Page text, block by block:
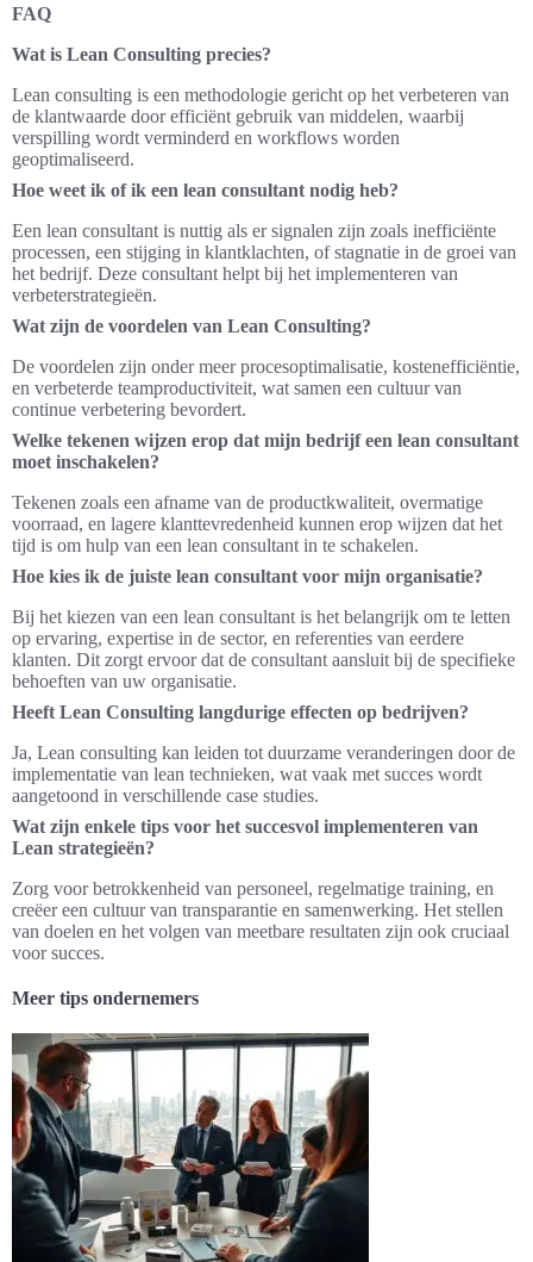
FAQ
Wat is Lean Consulting precies?
Lean consulting is een methodologie gericht op het verbeteren van
de klantwaarde door efficiënt gebruik van middelen, waarbij
verspilling wordt verminderd en workflows worden
geoptimaliseerd.
Hoe weet ik of ik een lean consultant nodig heb?
Een lean consultant is nuttig als er signalen zijn zoals inefficiënte
processen, een stijging in klantklachten, of stagnatie in de groei van
het bedrijf. Deze consultant helpt bij het implementeren van
verbeterstrategieën.
Wat zijn de voordelen van Lean Consulting?
De voordelen zijn onder meer procesoptimalisatie, kostenefficiëntie,
en verbeterde teamproductiviteit, wat samen een cultuur van
continue verbetering bevordert.
Welke tekenen wijzen erop dat mijn bedrijf een lean consultant
moet inschakelen?
Tekenen zoals een afname van de productkwaliteit, overmatige
voorraad, en lagere klanttevredenheid kunnen erop wijzen dat het
tijd is om hulp van een lean consultant in te schakelen.
Hoe kies ik de juiste lean consultant voor mijn organisatie?
Bij het kiezen van een lean consultant is het belangrijk om te letten
op ervaring, expertise in de sector, en referenties van eerdere
klanten. Dit zorgt ervoor dat de consultant aansluit bij de specifieke
behoeften van uw organisatie.
Heeft Lean Consulting langdurige effecten op bedrijven?
Ja, Lean consulting kan leiden tot duurzame veranderingen door de
implementatie van lean technieken, wat vaak met succes wordt
aangetoond in verschillende case studies.
Wat zijn enkele tips voor het succesvol implementeren van
Lean strategieën?
Zorg voor betrokkenheid van personeel, regelmatige training, en
creëer een cultuur van transparantie en samenwerking. Het stellen
van doelen en het volgen van meetbare resultaten zijn ook cruciaal
voor succes.
Meer tips ondernemers